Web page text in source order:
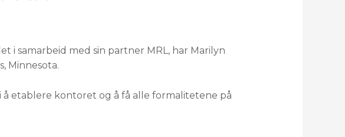
i samarbeid med sin partner MRL, har Marilyn
Minnesota.
etablere kontoret og å få alle formalitetene på